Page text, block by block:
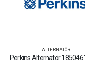
ALTERNATÖR